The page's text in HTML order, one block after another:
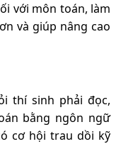
với môn toán, làm
và giúp nâng cao
thí sinh phải đọc,
bằng ngôn ngữ
cơ hội trau dồi kỹ